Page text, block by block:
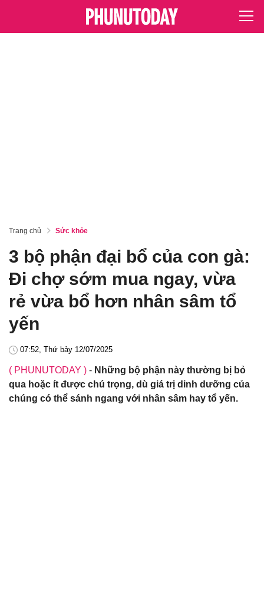
Trang chủ Sức khỏe
3 bộ phận đại bổ của con gà:
Đi chợ sớm mua ngay, vừa
rẻ vừa bổ hơn nhân sâm tổ
yến
07:52, Thứ bảy 12/07/2025
( PHUNUTODAY ) - Những bộ phận này thường bị bỏ
qua hoặc ít được chú trọng, dù giá trị dinh dưỡng của
chúng có thể sánh ngang với nhân sâm hay tổ yến.